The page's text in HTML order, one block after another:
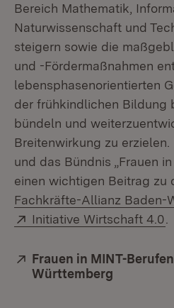
Bereich Mathematik,
Naturwissenschaft und
steigern sowie die
und -Fördermaßnahmen
lebensphasenorientierten
der frühkindlichen Bildung
bündeln und
Breitenwirkung zu
und das Bündnis „Frauen
einen wichtigen Beitrag zu
Fachkräfte-Allianz Baden-
Extern:
Initiative Wirtschaft 4.0
Extern:
Frauen in MINT-
Württemberg